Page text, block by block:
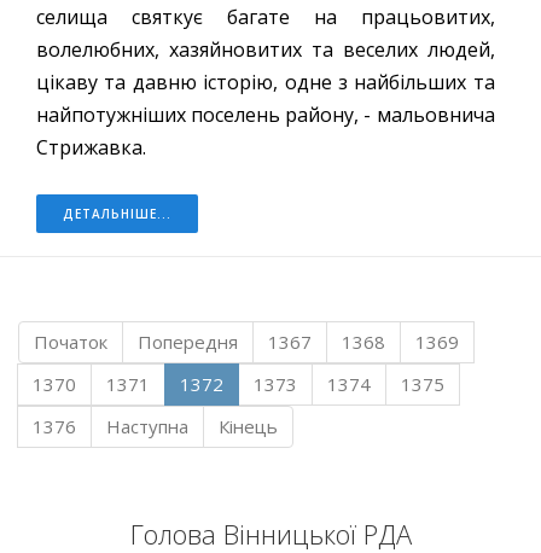
Голова Вінницької РДА
селища святкує багате на працьовитих,
волелюбних, хазяйновитих та веселих людей,
цікаву та давню історію, одне з найбільших та
найпотужніших поселень району, - мальовнича
Стрижавка.
ДЕТАЛЬНІШЕ...
Початок Попередня 1367 1368
1369
1370
1371 1372 1373 1374
1375
1376
Наступна Кінець